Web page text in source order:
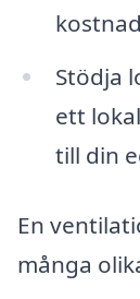
Stödja
ett
till din
En
många